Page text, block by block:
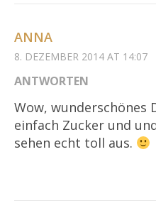
ANNA
8. DEZEMBER 2014 AT 14:07
ANTWORTEN
Wow, wunderschönes
einfach Zucker und
sehen echt toll aus.